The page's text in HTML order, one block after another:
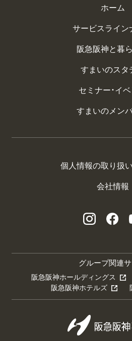
ホーム
サービスライン
阪急阪神と暮
すまいのスタ
セミナー・イ
すまいのメン
個人情報の取り扱
会社情報
グループ関連サ
阪急阪神ホールディングス
阪急阪神ホテルズ